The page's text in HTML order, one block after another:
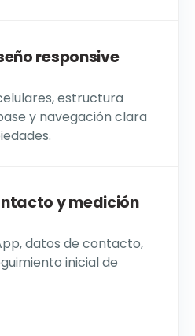
responsive
estructura
y navegación clara
y medición
datos de contacto,
inicial de